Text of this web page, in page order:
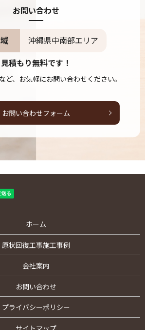
お問い合わせ
沖縄県中南部エリア
見積もり無料です！
ど、お気軽にお問い合わせください。
お問い合わせフォーム
ホーム
原状回復工事施工事例
会社案内
お問い合わせ
プライバシーポリシー
サイトマップ